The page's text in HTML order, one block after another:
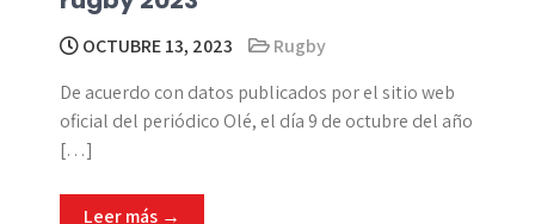
OCTUBRE 13, 2023
Rugby
De acuerdo con datos publicados por el sitio web
oficial del periódico Olé, el día 9 de octubre del año
[…]
Leer más →